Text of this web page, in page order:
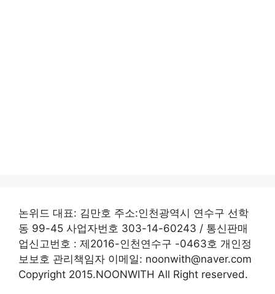
논위드 대표: 김만호 주소:인천광역시 연수구 선학
동 99-45 사업자번호 303-14-60243 / 통신판매
업신고번호 : 제2016-인천연수구 -0463호 개인정
보보호 관리책임자 이메일: noonwith@naver.com
Copyright 2015.NOONWITH All Right reserved.